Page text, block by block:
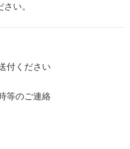
い。
付ください
等のご連絡